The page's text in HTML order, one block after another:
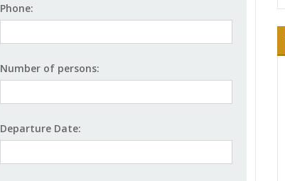
Phone:
Number of persons:
Departure Date: